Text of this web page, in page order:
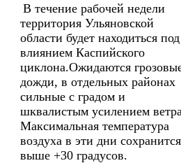
В течение рабочей недели
территория Ульяновской
области будет находиться под
влиянием Каспийского
циклона.Ожидаются
дожди, в отдельных районах
сильные с градом и
шквалистым усилением
Максимальная температура
воздуха в эти дни сохранится
выше +30 градусов.